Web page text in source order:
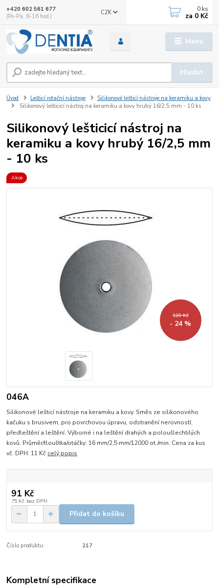
Menu
CZK
Hledat
+420 602 561 677
(Po-Pá, 8-16 hod.)
0 ks
za 0 Kč
Úvod Lešticí rotační nástroje
Silikonové lešticí nástroje na keramiku a kovy
Silikonový lešticicí nástroj na keramiku a kovy hrubý 16/2,5 mm - 10 ks
Silikonový lešticicí nástroj na
keramiku a kovy hrubý 16/2,5 mm
- 10 ks
Akce
120 Kč
- 24 %
046A
Silikonové lešticí nástroje na keramiku a kovy. Směs ze silikonového
kačuku s brusivem, pro povrchovou úpravu, odstranění nerovností,
předleštění a leštění. Výborné i na leštění drahých a poloušlechtilých
kovů. Průměr/tlouštka/otáčky: 16 mm/2,5 mm/12000 ot./min. Cena za kus
vč. DPH: 11 Kč celý popis
91 Kč
75 Kč bez DPH
Přidat do košíku
Číslo produktu: 217
Kompletní specifikace